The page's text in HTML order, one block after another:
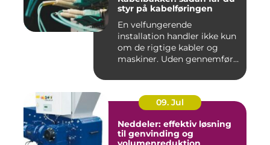
styr på kabelføringen
En velfungerende
installation handler ikke kun
om de rigtige kabler og
maskiner. Uden gennemført
09. Jul
Neddeler: effektiv løsning
til genvinding og